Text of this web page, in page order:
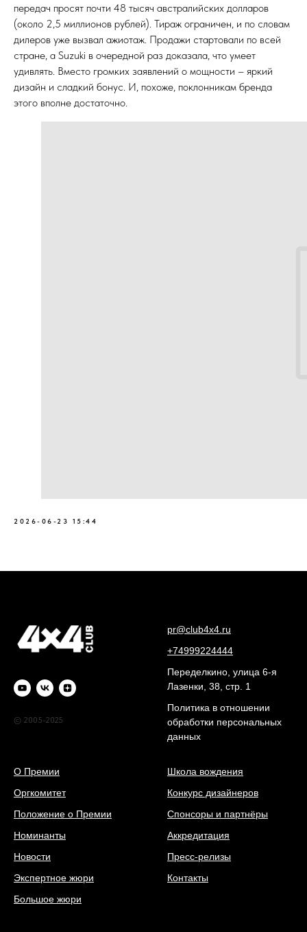
передач просят почти 48 тысяч австралийских долларов
(около 2,5 миллионов рублей). Тираж ограничен, и по словам
дилеров уже вызвал ажиотаж. Продажи стартовали по всей
стране, а Suzuki в очередной раз доказала, что умеет
удивлять. Вместо громких заявлений о мощности – яркий
дизайн и сладкий бонус. И, похоже, поклонникам бренда
этого вполне достаточно.
2026-06-23 15:44
© 2005-2025
pr@club4x4.ru
+74999224444
Переделкино, улица 6-я
Лазенки, 38, стр. 1
Политика в отношении
обработки персональных
данных
О Премии
Оргкомитет
Положение о Премии
Номинанты
Новости
Экспертное жюри
Большое жюри
Школа вождения
Конкурс дизайнеров
Спонсоры и партнёры
Аккредитация
Пресс-релизы
Контакты